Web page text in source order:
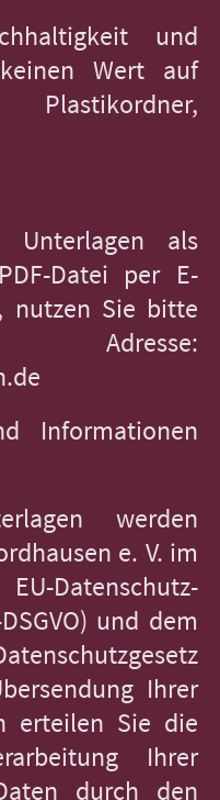
und
Wert auf
Plastikordner,
als
Datei per E-
nutzen Sie bitte
Adresse:
Informationen
werden
e. V. im
Datenschutz-
und dem
Ihrer
erteilen Sie die
Ihrer
durch den